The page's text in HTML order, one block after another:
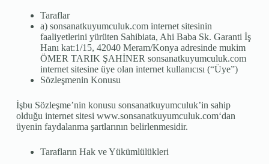
Taraflar
a) sonsanatkuyumculuk.com internet sitesinin
faaliyetlerini yürüten Sahibiata, Ahi Baba Sk. Garanti İş
Hanı kat:1/15, 42040 Meram/Konya adresinde mukim
ÖMER TARIK ŞAHİNER sonsanatkuyumculuk.com
internet sitesine üye olan internet kullanıcısı (“Üye”)
Sözleşmenin Konusu
İşbu Sözleşme’nin konusu sonsanatkuyumculuk’in sahip
olduğu internet sitesi www.sonsanatkuyumculuk.com‘dan
üyenin faydalanma şartlarının belirlenmesidir.
Tarafların Hak ve Yükümlülükleri